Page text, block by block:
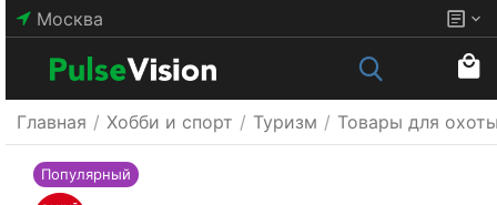
Москва
Главная / Хобби и спорт / Туризм / Товары для
Популярный